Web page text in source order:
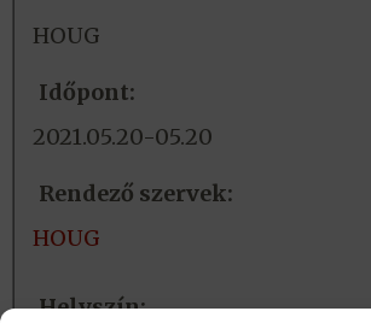
HOUG
Időpont:
2021.05.20-05.20
Rendező szervek:
HOUG
Helyszín: